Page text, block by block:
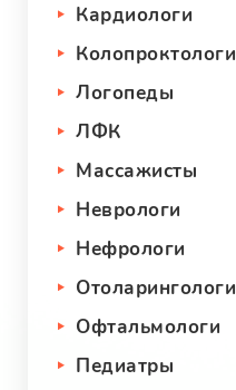
Кардиологи
Колопроктологи
Логопеды
ЛФК
Массажисты
Неврологи
Нефрологи
Отоларингологи
Офтальмологи
Педиатры